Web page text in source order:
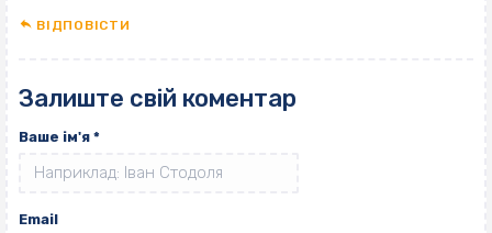
ВІДПОВІCТИ
Залиште свій коментар
Ваше ім'я *
Email